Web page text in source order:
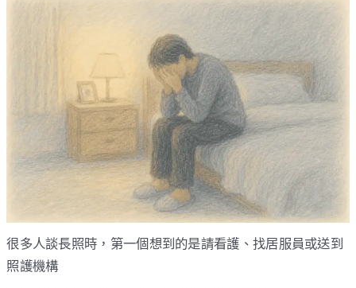
很多人談長照時，第一個想到的是請看護、找居服員或送到
照護機構